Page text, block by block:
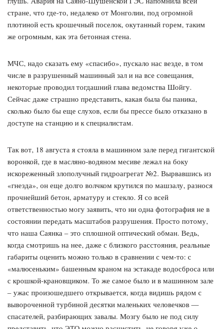
стране, что где-то, недалеко от Монголии, под огромной
плотиной есть крошечный поселок, окутанный горем, таким
же огромным, как эта бетонная стена.
МЧС, надо сказать ему «спасибо», пускало нас везде, в том
числе в разрушенный машинный зал и на все совещания,
некоторые проводил тогдашний глава ведомства Шойгу.
Сейчас даже страшно представить, какая была бы паника,
сколько было бы еще слухов, если бы прессе было отказано в
доступе на станцию и к специалистам.
Так вот, 18 августа я стояла в машинном зале перед гигантской
воронкой, где в масляно-водяном месиве лежал на боку
искореженный злополучный гидроагрегат №2. Вырвавшись из
«гнезда», он еще долго волчком крутился по машзалу, разнося
прочнейший бетон, арматуру и стекло. Я со всей
ответственностью могу заявить, что ни одна фотография не в
состоянии передать масштабов разрушения. Просто потому,
что наша Саянка – это сплошной оптический обман. Ведь,
когда смотришь на нее, даже с близкого расстояния, реальные
габариты оценить можно только в сравнении с чем-то: с
«малюсеньким» башенным краном на эстакаде водосброса или
с крошкой-крановщиком. То же самое было и в машинном зале
– ужас произошедшего открывается, когда видишь рядом с
вывороченной турбиной десятки маленьких человечков —
спасателей, разбирающих завалы. Мозгу было не под силу